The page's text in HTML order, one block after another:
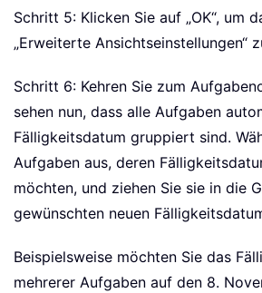
Schritt 5: Klicken Sie auf „OK“, um
„Erweiterte Ansichtseinstellungen“
Schritt 6: Kehren Sie zum
sehen nun, dass alle Aufgaben
Fälligkeitsdatum gruppiert sind.
Aufgaben aus, deren
möchten, und ziehen Sie sie in die
gewünschten neuen
Beispielsweise möchten Sie das
mehrerer Aufgaben auf den 8.